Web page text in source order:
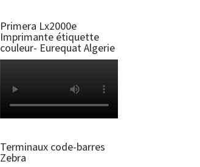
Primera Lx2000e
Imprimante étiquette
couleur- Eurequat Algerie
Terminaux code-barres
Zebra